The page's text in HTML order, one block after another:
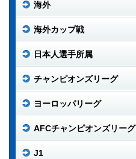
海外
海外カップ戦
日本人選手所属
チャンピオンズリーグ
ヨーロッパリーグ
AFCチャンピオンズリーグ
J1